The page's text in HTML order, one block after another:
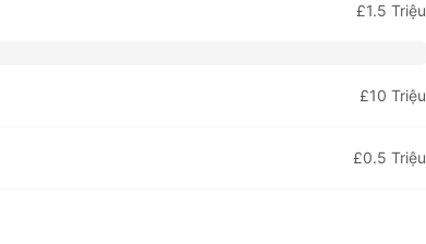
£1.5 Triệu
£10 Triệu
£0.5 Triệu